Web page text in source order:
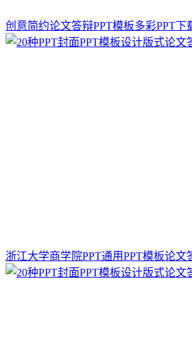
创意简约论文答辩PPT模板多彩PPT下
浙江大学商学院PPT通用PPT模板论文